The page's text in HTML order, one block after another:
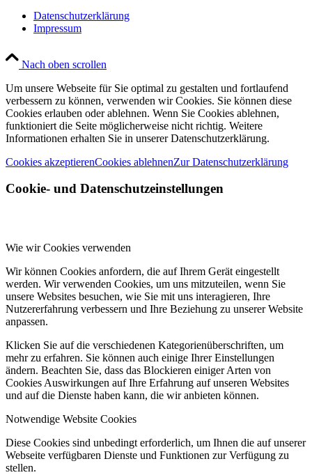
Datenschutzerklärung
Impressum
Nach oben scrollen
Um unsere Webseite für Sie optimal zu gestalten und fortlaufend
verbessern zu können, verwenden wir Cookies. Sie können diese
Cookies erlauben oder ablehnen. Wenn Sie Cookies ablehnen,
funktioniert die Seite möglicherweise nicht richtig. Weitere
Informationen erhalten Sie in unserer Datenschutzerklärung.
Cookies akzeptierenCookies ablehnenZur Datenschutzerklärung
Cookie- und Datenschutzeinstellungen
Wie wir Cookies verwenden
Wir können Cookies anfordern, die auf Ihrem Gerät eingestellt
werden. Wir verwenden Cookies, um uns mitzuteilen, wenn Sie
unsere Websites besuchen, wie Sie mit uns interagieren, Ihre
Nutzererfahrung verbessern und Ihre Beziehung zu unserer Website
anpassen.
Klicken Sie auf die verschiedenen Kategorienüberschriften, um
mehr zu erfahren. Sie können auch einige Ihrer Einstellungen
ändern. Beachten Sie, dass das Blockieren einiger Arten von
Cookies Auswirkungen auf Ihre Erfahrung auf unseren Websites
und auf die Dienste haben kann, die wir anbieten können.
Notwendige Website Cookies
Diese Cookies sind unbedingt erforderlich, um Ihnen die auf unserer
Webseite verfügbaren Dienste und Funktionen zur Verfügung zu
stellen.